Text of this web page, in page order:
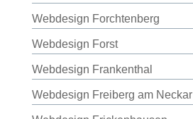
Webdesign Forchtenberg
Webdesign Forst
Webdesign Frankenthal
Webdesign Freiberg am Neckar